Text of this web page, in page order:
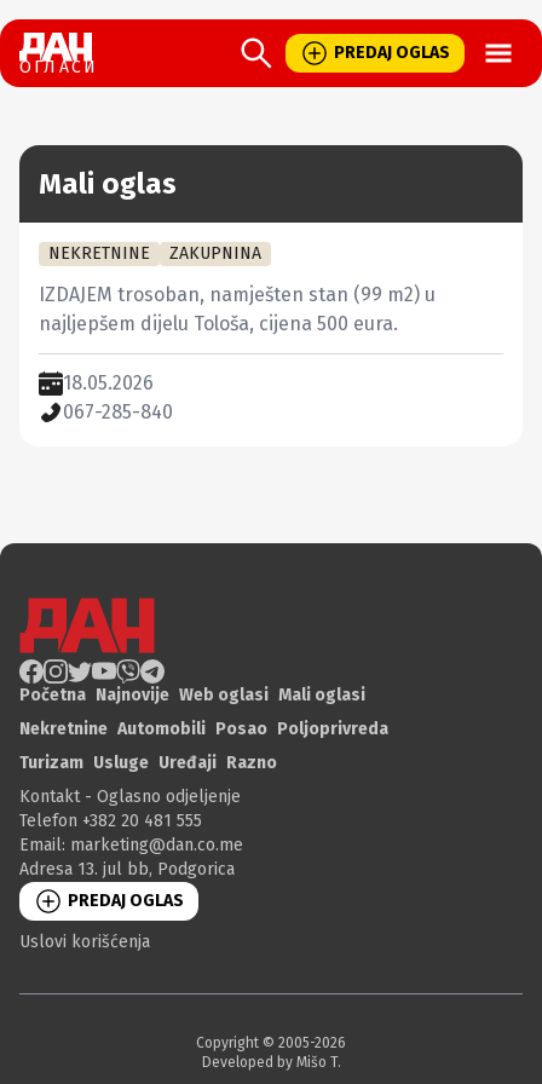
ОГЛАСИ
PREDAJ OGLAS
Mali oglas
NEKRETNINE ZAKUPNINA
IZDAJEM trosoban, namješten stan (99 m2) u
najljepšem dijelu Tološa, cijena 500 eura.
18.05.2026
067-285-840
Početna Najnovije Web oglasi Mali oglasi
Nekretnine Automobili Posao Poljoprivreda
Turizam Usluge Uređaji Razno
Kontakt - Oglasno odjeljenje
Telefon +382 20 481 555
Email: marketing@dan.co.me
Adresa 13. jul bb, Podgorica
PREDAJ OGLAS
Uslovi korišćenja
Copyright © 2005-2026
Developed by Mišo T.